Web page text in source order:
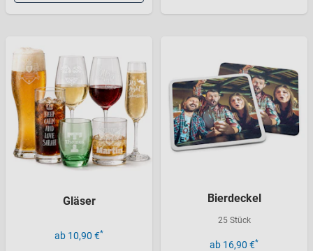
Gläser
ab 10,90 €*
Bierdeckel
25 Stück
ab 16,90 €*